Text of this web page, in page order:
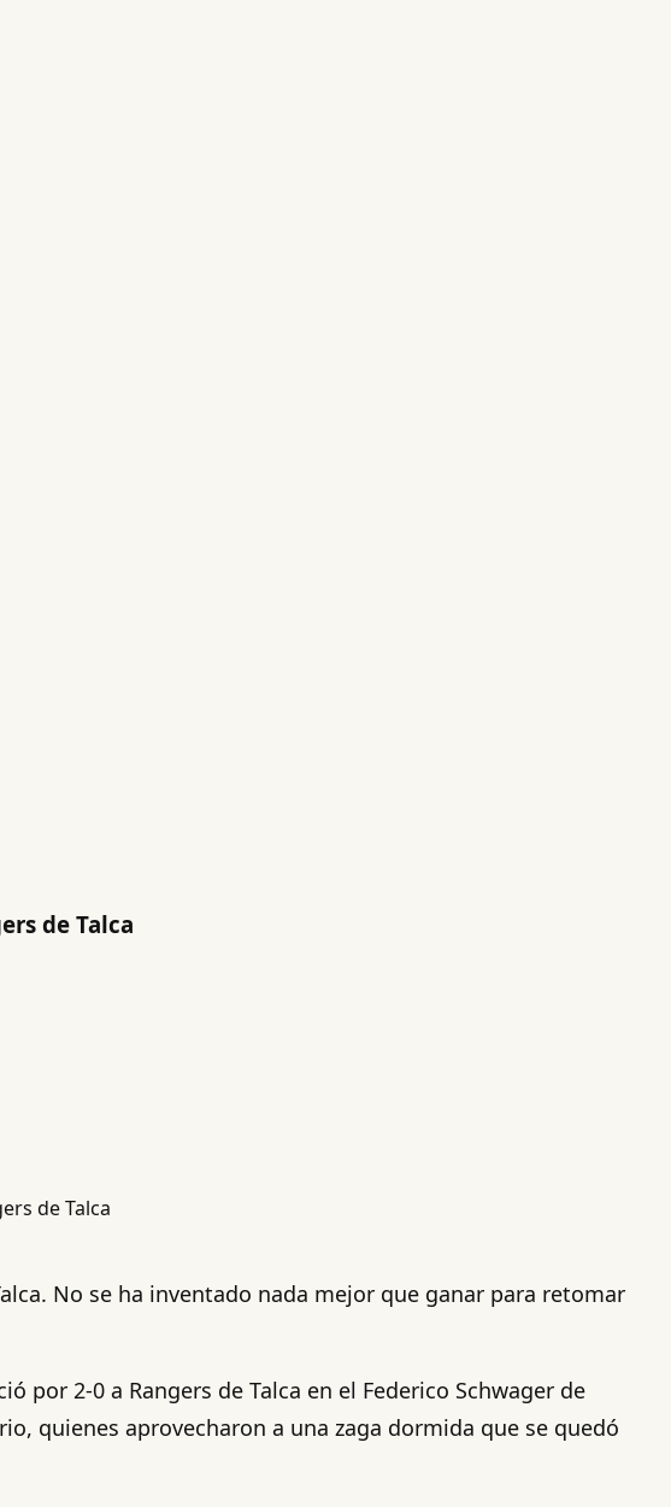
de Talca
No se ha inventado nada mejor que ganar para retomar
por 2-0 a Rangers de Talca en el Federico Schwager de
quienes aprovecharon a una zaga dormida que se quedó